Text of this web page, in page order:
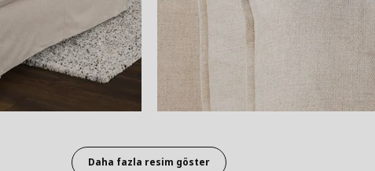
Daha fazla resim göster